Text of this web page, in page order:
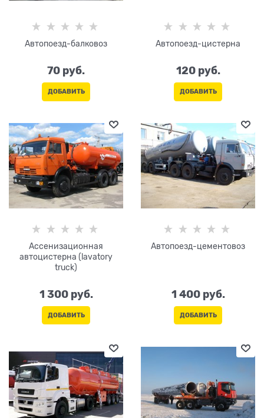
Автопоезд-балковоз
70 руб.
ДОБАВИТЬ
Автопоезд-цистерна
120 руб.
ДОБАВИТЬ
Ассенизационная
автоцистерна (lavatory
truck)
1 300 руб.
ДОБАВИТЬ
Автопоезд-цементовоз
1 400 руб.
ДОБАВИТЬ